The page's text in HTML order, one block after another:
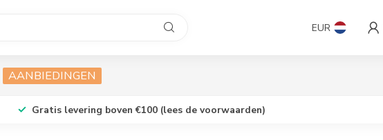
EUR
AANBIEDINGEN
Gratis levering boven €100 (lees de voorwaarden)